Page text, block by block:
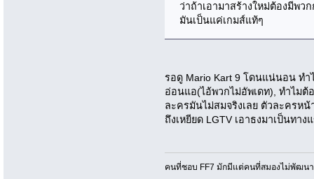
ว่าถ้าเอามาสร้างใหม่ต้องมีพ
มันเป็นแค่เกมส์แท้ๆ
รอดู Mario Kart 9 โดนแน่นอน ทำ
อ่อนแอ(ไอ้พวกไม่อัพเดท), ทำไม
ละครมันไม่สมจริงเลย ตัวละครห
ถึงเหยียด LGTV เอาธงมาเป็นทาง
คนที่ชอบ FF7 มักมีแต่คนที่สมองไม่พัฒนา